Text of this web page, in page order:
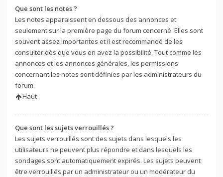
Que sont les notes ?
Les notes apparaissent en dessous des annonces et
seulement sur la première page du forum concerné. Elles sont
souvent assez importantes et il est recommandé de les
consulter dès que vous en avez la possibilité. Tout comme les
annonces et les annonces générales, les permissions
concernant les notes sont définies par les administrateurs du
forum.
Haut
Que sont les sujets verrouillés ?
Les sujets verrouillés sont des sujets dans lesquels les
utilisateurs ne peuvent plus répondre et dans lesquels les
sondages sont automatiquement expirés. Les sujets peuvent
être verrouillés par un administrateur ou un modérateur du